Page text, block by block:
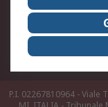
Supporto
Carriere
P.I. 02267810964 - Viale